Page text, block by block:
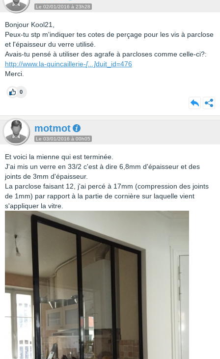
Le 02/01/2016 à 23h28
Bonjour Kool21,
Peux-tu stp m'indiquer tes cotes de perçage pour les vis à parclose
et l'épaisseur du verre utilisé.
Avais-tu pensé à utiliser des agrafe à parcloses comme celle-ci?:
http://www.la-quincaillerie-[...]duit_id=476
Merci.
0
motmot
Le 03/01/2016 à 00h05
Et voici la mienne qui est terminée.
J'ai mis un verre en 33/2 c'est à dire 6,8mm d'épaisseur et des
joints de 3mm d'épaisseur.
La parclose faisant 12, j'ai percé à 17mm (compression des joints
de 1mm) par rapport à la partie de cornière sur laquelle vient
s'appliquer la vitre.